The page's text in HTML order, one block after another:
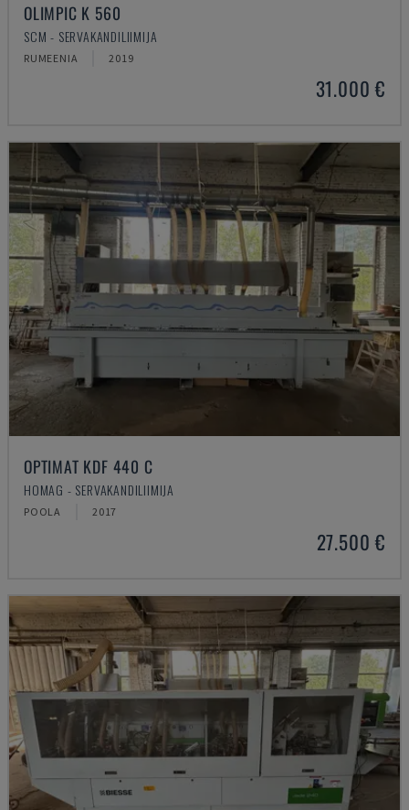
OLIMPIC K 560
SCM - SERVAKANDILIIMIJA
RUMEENIA 2019
31.000 €
OPTIMAT KDF 440 C
HOMAG - SERVAKANDILIIMIJA
POOLA 2017
27.500 €